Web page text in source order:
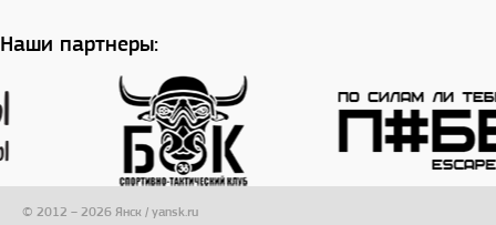
Наши партнеры:
© 2012 – 2026 Янск / yansk.ru